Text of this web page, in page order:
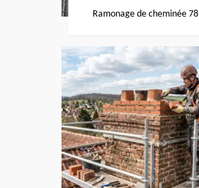
Ramonage de cheminée 78